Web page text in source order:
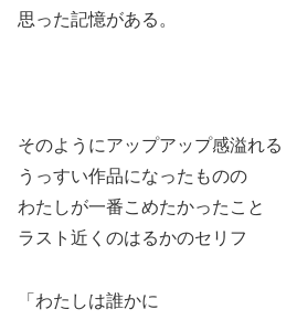
思った記憶がある。
そのようにアップアップ感溢れる
うっすい作品になったものの
わたしが一番こめたかったこと
ラスト近くのはるかのセリフ
「わたしは誰かに